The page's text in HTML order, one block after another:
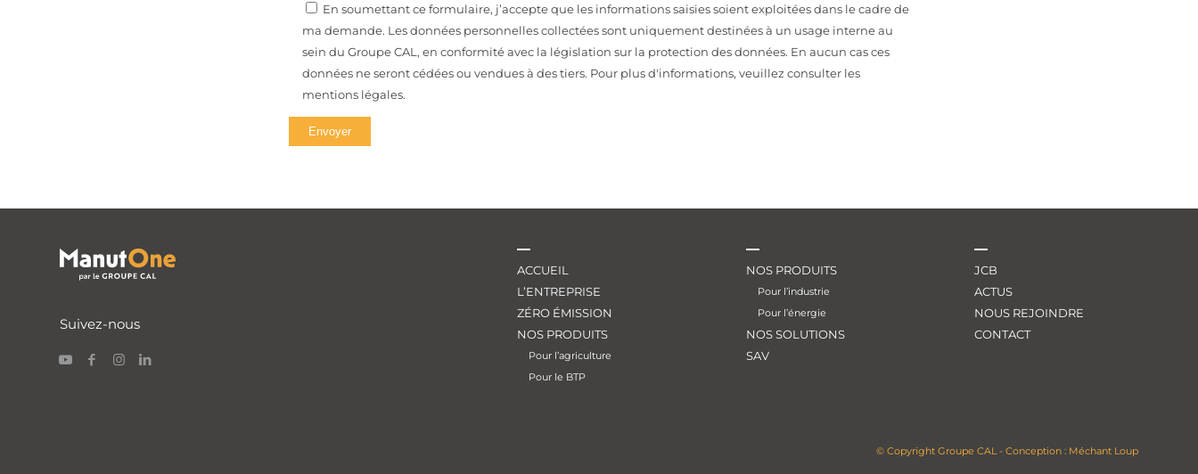
En soumettant ce formulaire, j’accepte que les informations saisies soient exploitées dans le cadre de
ma demande. Les données personnelles collectées sont uniquement destinées à un usage interne au
sein du Groupe CAL, en conformité avec la législation sur la protection des données. En aucun cas ces
données ne seront cédées ou vendues à des tiers. Pour plus d'informations, veuillez consulter les
mentions légales.
Suivez-nous
ACCUEIL
L’ENTREPRISE
ZÉRO ÉMISSION
NOS PRODUITS
Pour l’agriculture
Pour le BTP
NOS PRODUITS
Pour l’industrie
Pour l’énergie
NOS SOLUTIONS
SAV
JCB
ACTUS
NOUS REJOINDRE
CONTACT
© Copyright Groupe CAL - Conception : Méchant Loup